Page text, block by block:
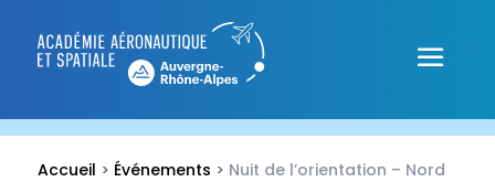
Accueil > Événements > Nuit de l’orientation – Nord